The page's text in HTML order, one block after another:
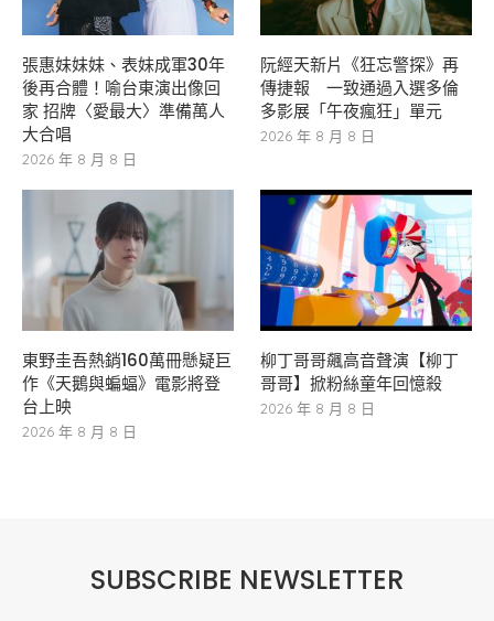
張惠妹妹妹、表妹成軍30年
後再合體！喻台東演出像回
家 招牌〈愛最大〉準備萬人
大合唱
2026 年 8 月 8 日
阮經天新片《狂忘警探》再
傳捷報 一致通過入選多倫
多影展「午夜瘋狂」單元
2026 年 8 月 8 日
東野圭吾熱銷160萬冊懸疑巨
作《天鵝與蝙蝠》電影將登
台上映
2026 年 8 月 8 日
柳丁哥哥飆高音聲演【柳丁
哥哥】掀粉絲童年回憶殺
2026 年 8 月 8 日
SUBSCRIBE NEWSLETTER